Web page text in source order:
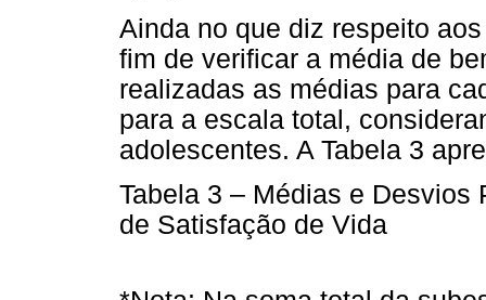
Ainda no que diz respeito
fim de verificar a média de
realizadas as médias para
para a escala total,
adolescentes. A Tabela 3
Tabela 3 – Médias e
de Satisfação de Vida